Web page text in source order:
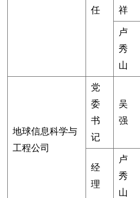
任 祥
卢
秀
山
地球信息科学与
工程公司
党
委
书
记
吴
强
经
理
卢
秀
山